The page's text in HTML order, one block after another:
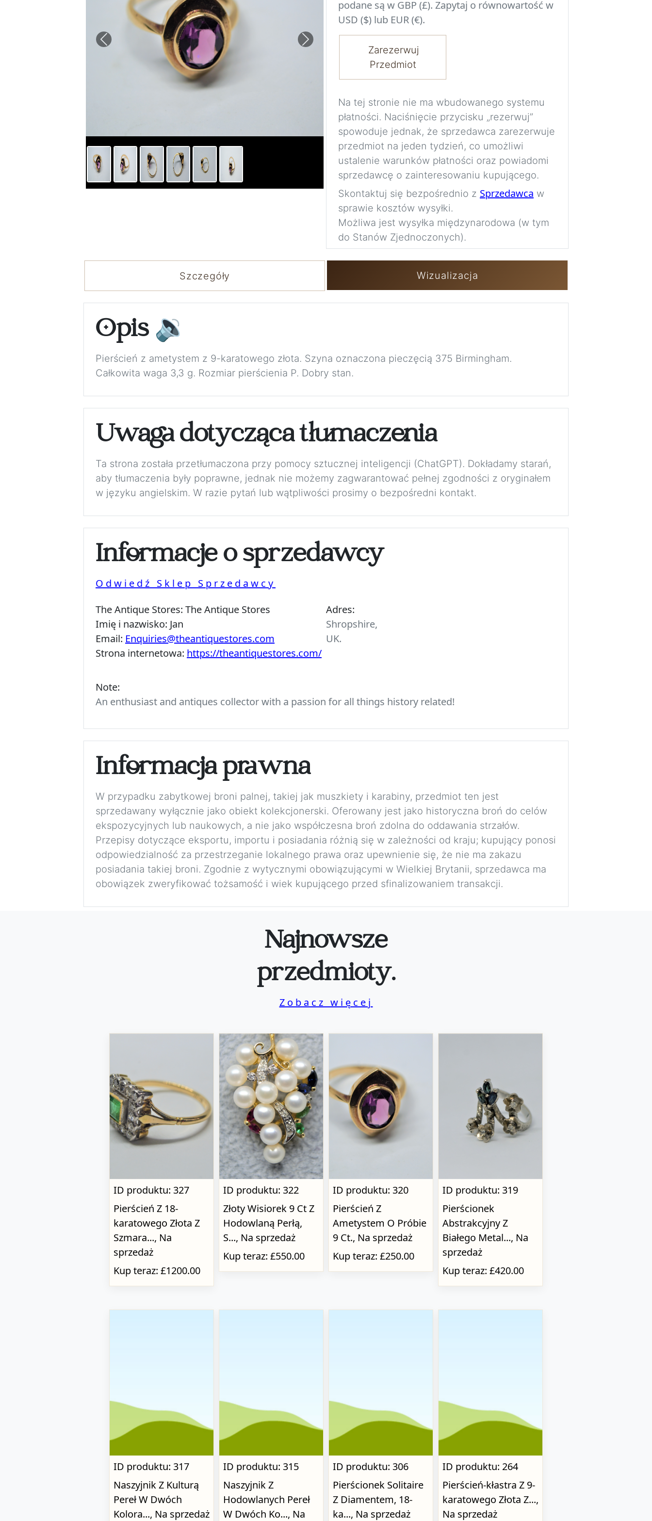
Previous Next
podane są w GBP (£). Zapytaj o równowartość w
USD ($) lub EUR (€).
Zarezerwuj
Przedmiot
Na tej stronie nie ma wbudowanego systemu
płatności. Naciśnięcie przycisku „rezerwuj”
spowoduje jednak, że sprzedawca zarezerwuje
przedmiot na jeden tydzień, co umożliwi
ustalenie warunków płatności oraz powiadomi
sprzedawcę o zainteresowaniu kupującego.
Skontaktuj się bezpośrednio z Sprzedawca w
sprawie kosztów wysyłki.
Możliwa jest wysyłka międzynarodowa (w tym
do Stanów Zjednoczonych).
Szczegóły Wizualizacja
Opis 🔉
Pierścień z ametystem z 9-karatowego złota. Szyna oznaczona pieczęcią 375 Birmingham.
Całkowita waga 3,3 g. Rozmiar pierścienia P. Dobry stan.
Uwaga dotycząca tłumaczenia
Ta strona została przetłumaczona przy pomocy sztucznej inteligencji (ChatGPT). Dokładamy starań,
aby tłumaczenia były poprawne, jednak nie możemy zagwarantować pełnej zgodności z oryginałem
w języku angielskim. W razie pytań lub wątpliwości prosimy o bezpośredni kontakt.
Informacje o sprzedawcy
Odwiedź Sklep Sprzedawcy
The Antique Stores: The Antique Stores
Imię i nazwisko: Jan
Email: Enquiries@theantiquestores.com
Strona internetowa: https://theantiquestores.com/
Adres:
Shropshire,
UK.
Note:
An enthusiast and antiques collector with a passion for all things history related!
Informacja prawna
W przypadku zabytkowej broni palnej, takiej jak muszkiety i karabiny, przedmiot ten jest
sprzedawany wyłącznie jako obiekt kolekcjonerski. Oferowany jest jako historyczna broń do celów
ekspozycyjnych lub naukowych, a nie jako współczesna broń zdolna do oddawania strzałów.
Przepisy dotyczące eksportu, importu i posiadania różnią się w zależności od kraju; kupujący ponosi
odpowiedzialność za przestrzeganie lokalnego prawa oraz upewnienie się, że nie ma zakazu
posiadania takiej broni. Zgodnie z wytycznymi obowiązującymi w Wielkiej Brytanii, sprzedawca ma
obowiązek zweryfikować tożsamość i wiek kupującego przed sfinalizowaniem transakcji.
Najnowsze
przedmioty.
Zobacz więcej
ID produktu: 327
Pierścień Z 18-
karatowego Złota Z
Szmara..., Na
sprzedaż
Kup teraz: £1200.00
ID produktu: 322
Złoty Wisiorek 9 Ct Z
Hodowlaną Perłą,
S..., Na sprzedaż
Kup teraz: £550.00
ID produktu: 320
Pierścień Z
Ametystem O Próbie
9 Ct., Na sprzedaż
Kup teraz: £250.00
ID produktu: 319
Pierścionek
Abstrakcyjny Z
Białego Metal..., Na
sprzedaż
Kup teraz: £420.00
ID produktu: 317
Naszyjnik Z Kulturą
Pereł W Dwóch
Kolora..., Na sprzedaż
ID produktu: 315
Naszyjnik Z
Hodowlanych Pereł
W Dwóch Ko..., Na
ID produktu: 306
Pierścionek Solitaire
Z Diamentem, 18-
ka..., Na sprzedaż
ID produktu: 264
Pierścień-kłastra Z 9-
karatowego Złota Z...,
Na sprzedaż